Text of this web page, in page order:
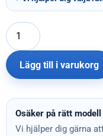
Lägg till i varukorg
Osäker på rätt
Vi hjälper dig gärna